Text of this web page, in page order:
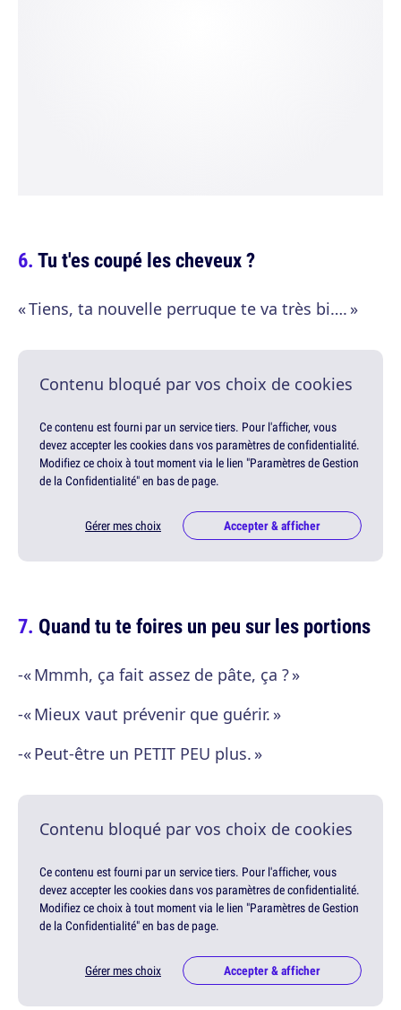
Tu t'es coupé les cheveux ?
« Tiens, ta nouvelle perruque te va très bi…. »
Contenu bloqué par vos choix de cookies
Ce contenu est fourni par un service tiers. Pour l'afficher, vous
devez accepter les cookies dans vos paramètres de confidentialité.
Modifiez ce choix à tout moment via le lien "Paramètres de Gestion
de la Confidentialité" en bas de page.
Gérer mes choix Accepter & afficher
Quand tu te foires un peu sur les portions
-« Mmmh, ça fait assez de pâte, ça ? »
-« Mieux vaut prévenir que guérir. »
-« Peut-être un PETIT PEU plus. »
Contenu bloqué par vos choix de cookies
Ce contenu est fourni par un service tiers. Pour l'afficher, vous
devez accepter les cookies dans vos paramètres de confidentialité.
Modifiez ce choix à tout moment via le lien "Paramètres de Gestion
de la Confidentialité" en bas de page.
Gérer mes choix Accepter & afficher